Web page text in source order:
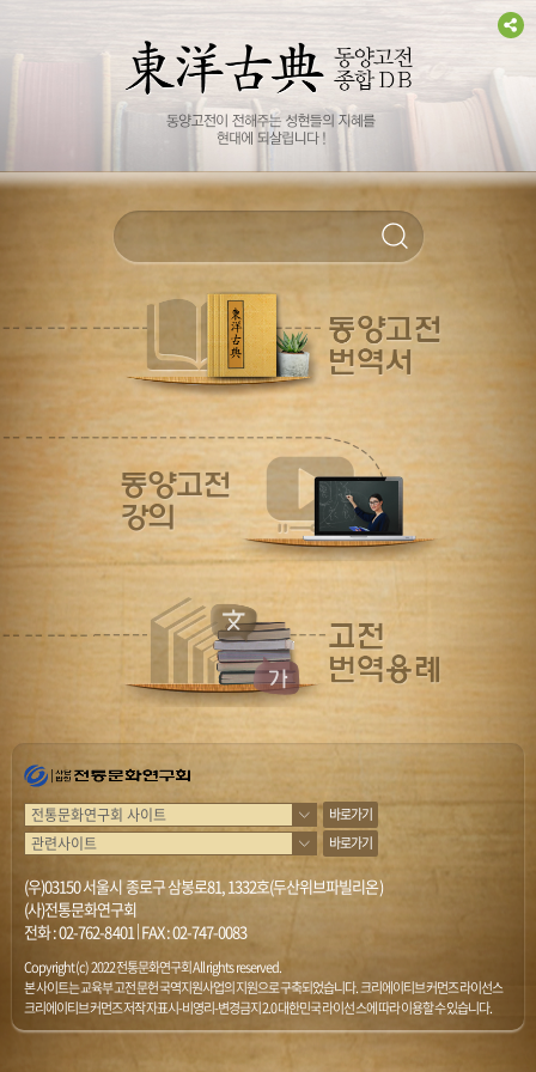
바로가기
바로가기
(우)03150 서울시 종로구 삼봉로81, 1332호(두산위브파빌리온)
(사)전통문화연구회
전화 :02-762-8401|FAX : 02-747-0083
Copyright (c) 2022 전통문화연구회 All rights reserved.
본 사이트는 교육부 고전문헌 국역지원사업의 지원으로 구축되었습니다. 크리에이티브 커먼즈 라이선스
크리에이티브 커먼즈 저작자표시-비영리-변경금지 2.0 대한민국 라이선스에 따라 이용할 수 있습니다.